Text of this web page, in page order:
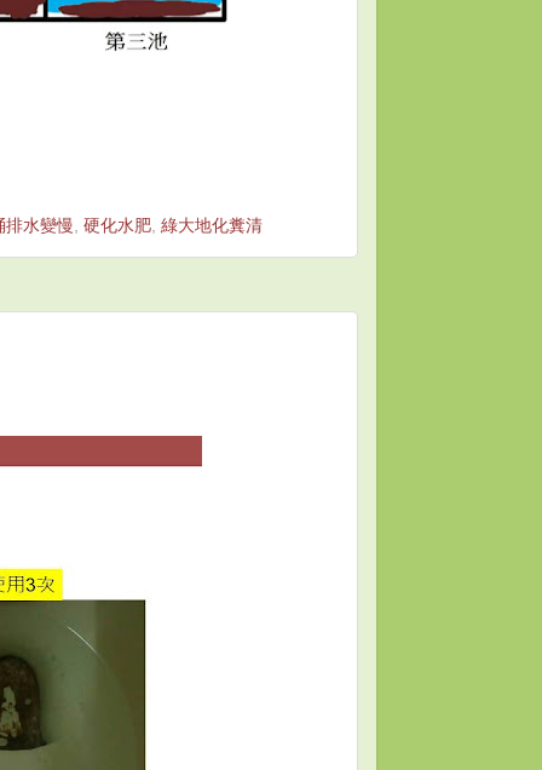
排水變慢 硬化水肥 綠大地化糞清